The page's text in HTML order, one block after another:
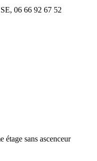
, 06 66 92 67 52
étage sans ascenceur